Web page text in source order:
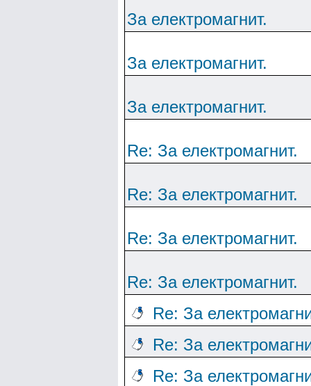
За електромагнит.
За електромагнит.
За електромагнит.
Re: За електромагнит.
Re: За електромагнит.
Re: За електромагнит.
Re: За електромагнит.
Re: За
Re: За
Re: За